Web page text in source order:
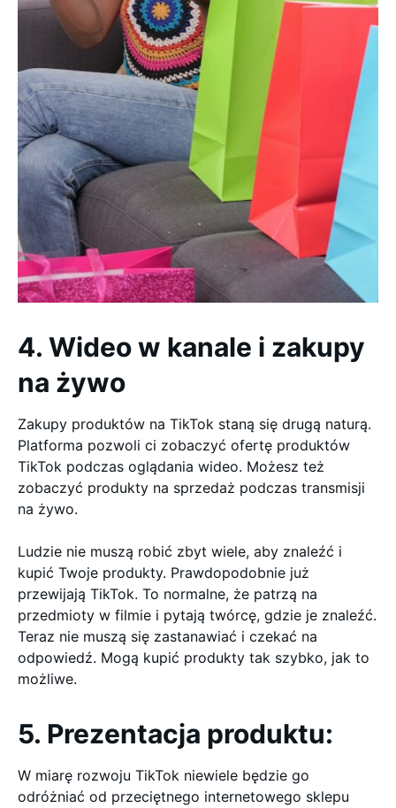
4. Wideo w kanale i zakupy
na żywo
Zakupy produktów na TikTok staną się drugą naturą.
Platforma pozwoli ci zobaczyć ofertę produktów
TikTok podczas oglądania wideo. Możesz też
zobaczyć produkty na sprzedaż podczas transmisji
na żywo.
Ludzie nie muszą robić zbyt wiele, aby znaleźć i
kupić Twoje produkty. Prawdopodobnie już
przewijają TikTok. To normalne, że patrzą na
przedmioty w filmie i pytają twórcę, gdzie je znaleźć.
Teraz nie muszą się zastanawiać i czekać na
odpowiedź. Mogą kupić produkty tak szybko, jak to
możliwe.
5. Prezentacja produktu:
W miarę rozwoju TikTok niewiele będzie go
odróżniać od przeciętnego internetowego sklepu